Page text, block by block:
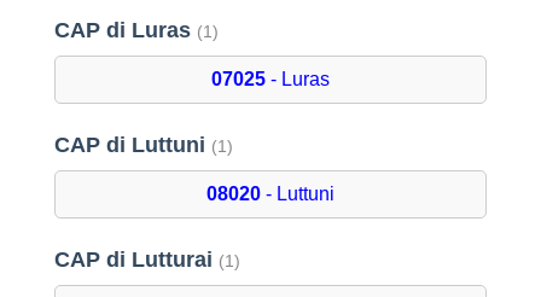
CAP di Luras (1)
07025- Luras
CAP di Luttuni (1)
08020- Luttuni
CAP di Lutturai (1)